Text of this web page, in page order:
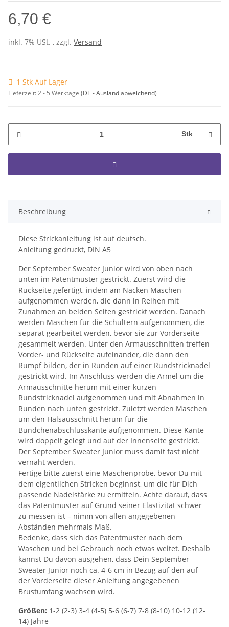
6,70 €
inkl. 7% USt. , zzgl. Versand
1 Stk Auf Lager
Lieferzeit:2 - 5 Werktage (DE - Ausland abweichend)
Stk
Beschreibung
Diese Strickanleitung ist auf deutsch.
Anleitung gedruckt, DIN A5
Der September Sweater Junior wird von oben nach
unten im Patentmuster gestrickt. Zuerst wird die
Rückseite gefertigt, indem am Nacken Maschen
aufgenommen werden, die dann in Reihen mit
Zunahmen an beiden Seiten gestrickt werden. Danach
werden Maschen für die Schultern aufgenommen, die
separat gearbeitet werden, bevor sie zur Vorderseite
gesammelt werden. Unter den Armausschnitten treffen
Vorder- und Rückseite aufeinander, die dann den
Rumpf bilden, der in Runden auf einer Rundstricknadel
gestrickt wird. Im Anschluss werden die Ärmel um die
Armausschnitte herum mit einer kurzen
Rundstricknadel aufgenommen und mit Abnahmen in
Runden nach unten gestrickt. Zuletzt werden Maschen
um den Halsausschnitt herum für die
Bündchenabschlusskante aufgenommen. Diese Kante
wird doppelt gelegt und auf der Innenseite gestrickt.
Der September Sweater Junior muss damit fast nicht
vernäht werden.
Fertige bitte zuerst eine Maschenprobe, bevor Du mit
dem eigentlichen Stricken beginnst, um die für Dich
passende Nadelstärke zu ermitteln. Achte darauf, dass
das Patentmuster auf Grund seiner Elastizität schwer
zu messen ist – nimm von allen angegebenen
Abständen mehrmals Maß.
Bedenke, dass sich das Patentmuster nach dem
Waschen und bei Gebrauch noch etwas weitet. Deshalb
kannst Du davon ausgehen, dass Dein September
Sweater Junior noch ca. 4-6 cm in Bezug auf den auf
der Vorderseite dieser Anleitung angegebenen
Brustumfang wachsen wird.
Größen: 1-2 (2-3) 3-4 (4-5) 5-6 (6-7) 7-8 (8-10) 10-12 (12-
14) Jahre